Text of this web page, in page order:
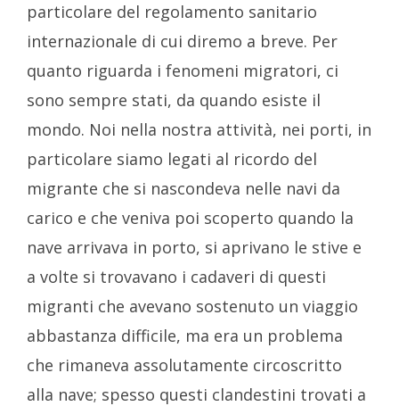
particolare del regolamento sanitario
internazionale di cui diremo a breve. Per
quanto riguarda i fenomeni migratori, ci
sono sempre stati, da quando esiste il
mondo. Noi nella nostra attività, nei porti, in
particolare siamo legati al ricordo del
migrante che si nascondeva nelle navi da
carico e che veniva poi scoperto quando la
nave arrivava in porto, si aprivano le stive e
a volte si trovavano i cadaveri di questi
migranti che avevano sostenuto un viaggio
abbastanza difficile, ma era un problema
che rimaneva assolutamente circoscritto
alla nave; spesso questi clandestini trovati a